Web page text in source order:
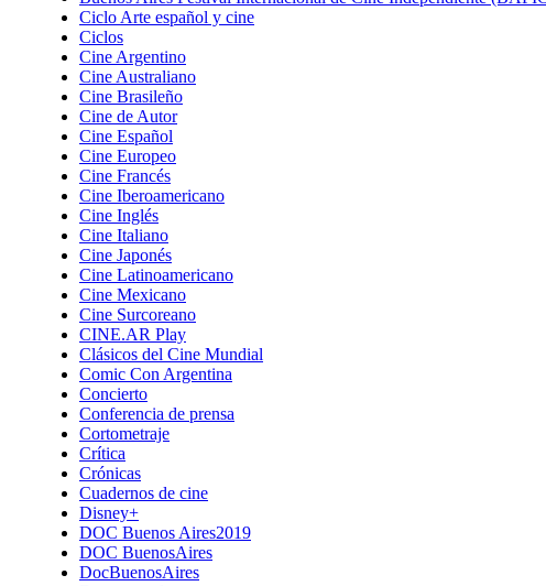
Ciclo Arte español y cine
Ciclos
Cine Argentino
Cine Australiano
Cine Brasileño
Cine de Autor
Cine Español
Cine Europeo
Cine Francés
Cine Iberoamericano
Cine Inglés
Cine Italiano
Cine Japonés
Cine Latinoamericano
Cine Mexicano
Cine Surcoreano
CINE.AR Play
Clásicos del Cine Mundial
Comic Con Argentina
Concierto
Conferencia de prensa
Cortometraje
Crítica
Crónicas
Cuadernos de cine
Disney+
DOC Buenos Aires2019
DOC BuenosAires
DocBuenosAires